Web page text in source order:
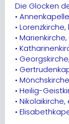
Die Glocken
•
•
•
•
•
•
•
• Heilig-
•
•